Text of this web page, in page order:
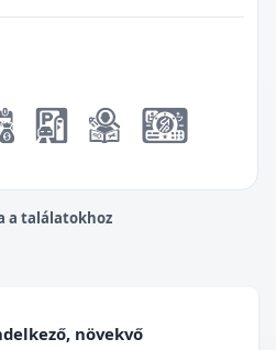
a találatokhoz
növekvő